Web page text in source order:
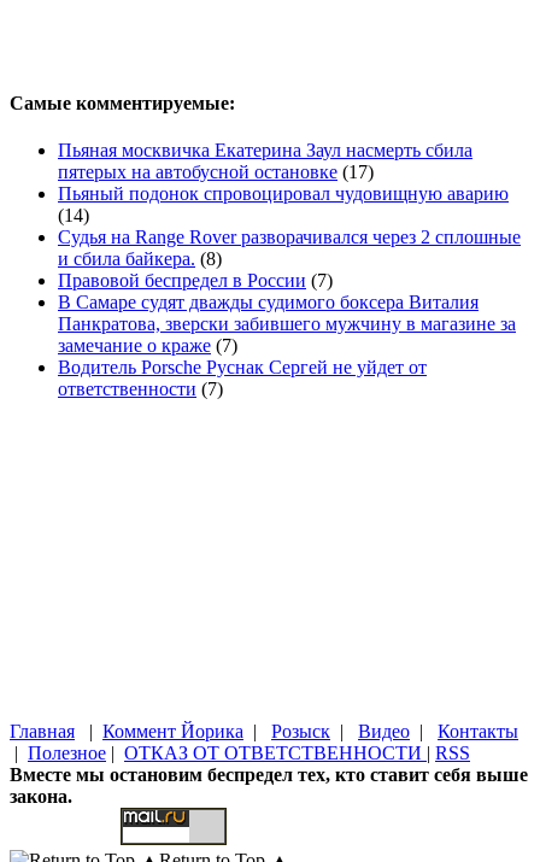
Самые комментируемые:
Пьяная москвичка Екатерина Заул насмерть сбила
пятерых на автобусной остановке (17)
Пьяный подонок спровоцировал чудовищную аварию
(14)
Судья на Range Rover разворачивался через 2 сплошные
и сбила байкера. (8)
Правовой беспредел в России (7)
В Самаре судят дважды судимого боксера Виталия
Панкратова, зверски забившего мужчину в магазине за
замечание о краже (7)
Водитель Porsche Руснак Сергей не уйдет от
ответственности (7)
Главная | Коммент Йорика | Розыск | Видео | Контакты
| Полезное | ОТКАЗ ОТ ОТВЕТСТВЕННОСТИ | RSS
Вместе мы остановим беспредел тех, кто ставит себя выше
закона.